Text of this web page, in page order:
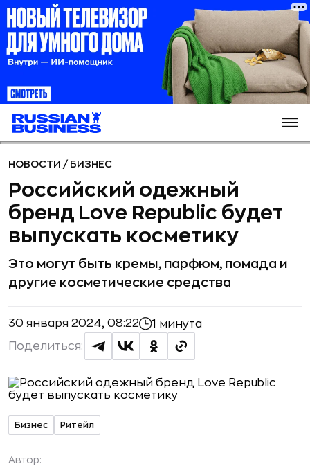
НОВОСТИ / БИЗНЕС
Российский одежный
бренд Love Republic будет
выпускать косметику
Это могут быть кремы, парфюм, помада и
другие косметические средства
30 января 2024, 08:22 1 минута
Поделиться:
Бизнес Ритейл
Автор: